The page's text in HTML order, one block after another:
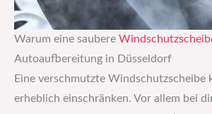
Warum eine saubere
Autoaufbereitung in Düsseldorf
Eine verschmutzte Windschutzscheibe
erheblich einschränken. Vor allem bei